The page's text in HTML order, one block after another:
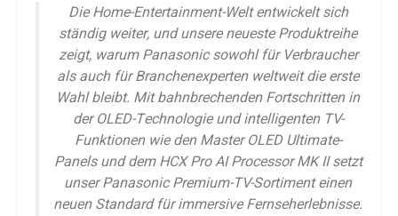
Die Home-Entertainment-Welt entwickelt sich
ständig weiter, und unsere neueste Produktreihe
zeigt, warum Panasonic sowohl für Verbraucher
als auch für Branchenexperten weltweit die erste
Wahl bleibt. Mit bahnbrechenden Fortschritten in
der OLED-Technologie und intelligenten TV-
Funktionen wie den Master OLED Ultimate-
Panels und dem HCX Pro AI Processor MK II setzt
unser Panasonic Premium-TV-Sortiment einen
neuen Standard für immersive Fernseherlebnisse.